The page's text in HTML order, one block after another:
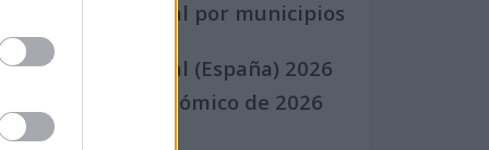
Calendario Laboral por municipios
(España)
Calendario Laboral (España) 2026
Calendario Astronómico de 2026
Lunar